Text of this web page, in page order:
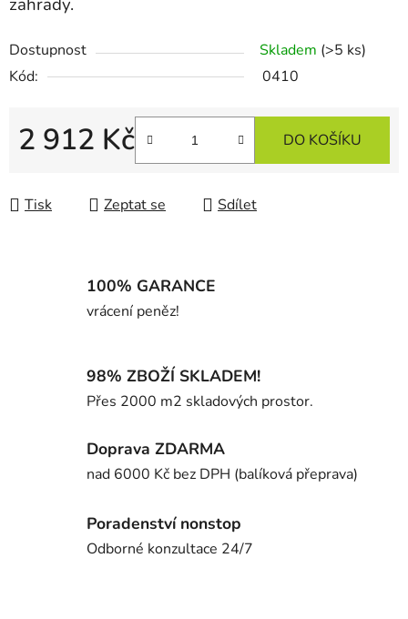
zahrady.
Dostupnost Skladem (>5 ks)
Kód:
0410
2 912 Kč DO KOŠÍKU
Tisk Zeptat se Sdílet
100% GARANCE
vrácení peněz!
98% ZBOŽÍ SKLADEM!
Přes 2000 m2 skladových prostor.
Doprava ZDARMA
nad 6000 Kč bez DPH (balíková přeprava)
Poradenství nonstop
Odborné konzultace 24/7